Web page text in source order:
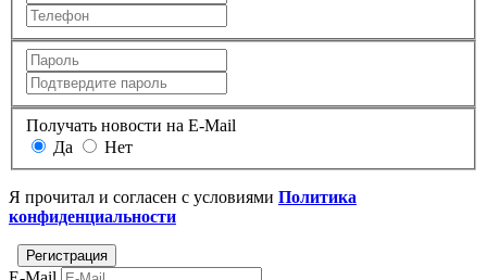
Получать новости на E-Mail
Да
Нет
Я прочитал и согласен с условиями Политика
конфиденциальности